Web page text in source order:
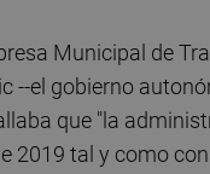
Municipal de
el gobierno
que "la
2019 tal y como